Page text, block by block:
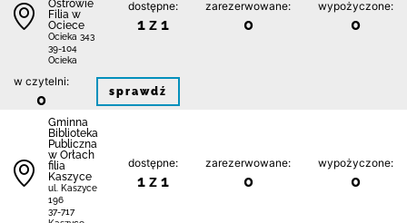
Ostrowie
Filia w
Ociece
Ocieka 343
39-104
Ocieka
dostępne:
1 z 1
zarezerwowane:
0
wypożyczone:
0
w czytelni:
0 sprawdź
Gminna
Biblioteka
Publiczna
w Orłach
filia
Kaszyce
ul. Kaszyce
196
37-717
dostępne:
1 z 1
zarezerwowane:
0
wypożyczone:
0